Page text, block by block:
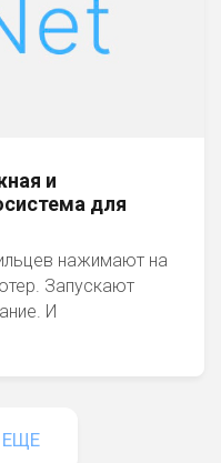
и
для
нажимают на
Запускают
И
ЕЩЕ